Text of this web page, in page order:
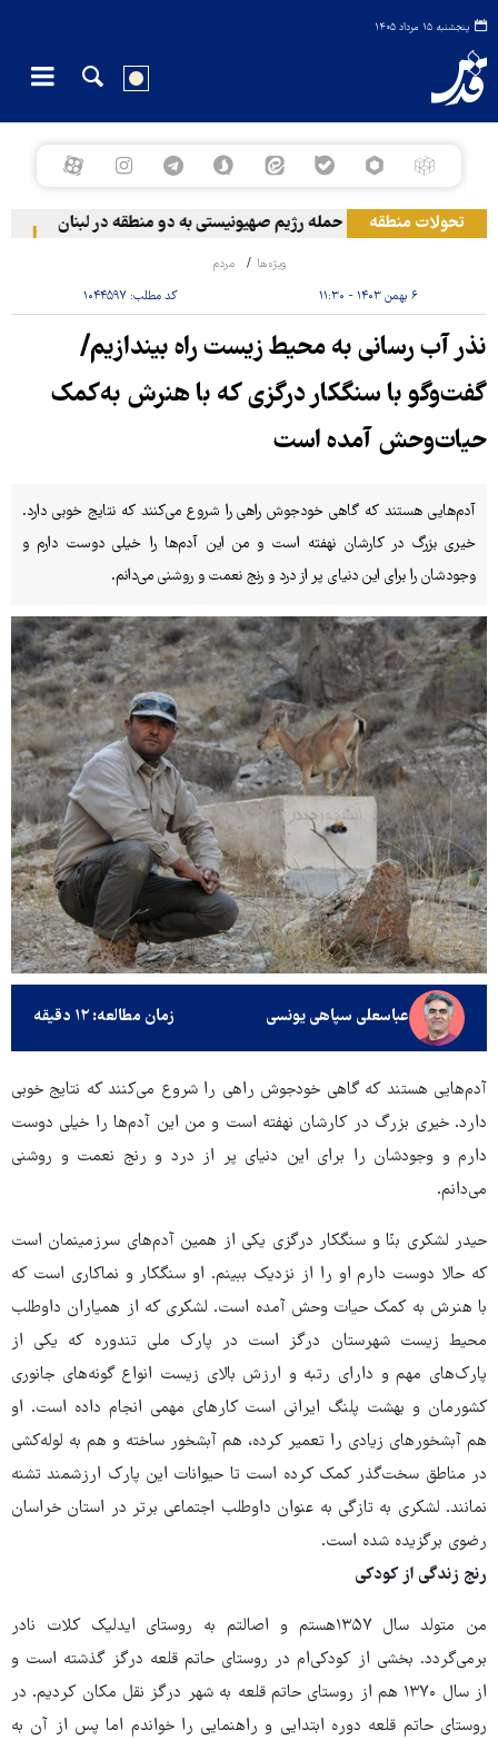
پنجشنبه ۱۵ مرداد ۱۴۰۵
تحولات منطقهحمله رژیم صهیونیستی به دو منطقه در لبنان وقوع
ویژه‌ها مردم
۶ بهمن ۱۴۰۳ - ۱۱:۳۰ کد مطلب:۱۰۴۴۵۹۷
نذر آب رسانی به محیط‌ زیست راه بیندازیم/
گفت‌وگو با سنگکار درگزی که با هنرش به‌کمک
حیات‌وحش آمده است
آدم‌هایی هستند که گاهی خودجوش راهی را شروع می‌کنند که نتایج خوبی دارد.
خیری بزرگ در کارشان نهفته است و من این آدم‌ها را خیلی دوست دارم و
وجودشان را برای این دنیای پر از درد و رنج نعمت و روشنی می‌دانم.
عباسعلی سپاهی یونسی زمان مطالعه: ۱۲ دقیقه
آدم‌هایی هستند که گاهی خودجوش راهی را شروع می‌کنند که نتایج خوبی
دارد. خیری بزرگ در کارشان نهفته است و من این آدم‌ها را خیلی دوست
دارم و وجودشان را برای این دنیای پر از درد و رنج نعمت و روشنی
می‌دانم.
حیدر لشکری بنّا و سنگکار درگزی یکی از همین آدم‌های سرزمینمان است
که حالا دوست دارم او را از نزدیک ببینم. او سنگکار و نماکاری است که
با هنرش به کمک حیات وحش آمده است. لشکری که از همیاران داوطلب
محیط زیست شهرستان درگز است در پارک ملی تندوره که یکی از
پارک‌های مهم و دارای رتبه و ارزش بالای زیست انواع گونه‌های جانوری
کشورمان و بهشت پلنگ ایرانی است کارهای مهمی انجام داده است. او
هم آبشخورهای زیادی را تعمیر کرده، هم آبشخور ساخته و هم به لوله‌کشی
در مناطق سخت‌گذر کمک کرده است تا حیوانات این پارک ارزشمند تشنه
نمانند. لشکری به تازگی به عنوان داوطلب اجتماعی برتر در استان خراسان
رضوی برگزیده شده است.
رنج زندگی از کودکی
من متولد سال ۱۳۵۷هستم و اصالتم به روستای ایدلیک کلات نادر
برمی‌گردد. بخشی از کودکی‌ام در روستای حاتم قلعه درگز گذشته است و
از سال ۱۳۷۰ هم از روستای حاتم قلعه به شهر درگز نقل مکان کردیم. در
روستای حاتم قلعه دوره ابتدایی و راهنمایی را خواندم اما پس از آن به